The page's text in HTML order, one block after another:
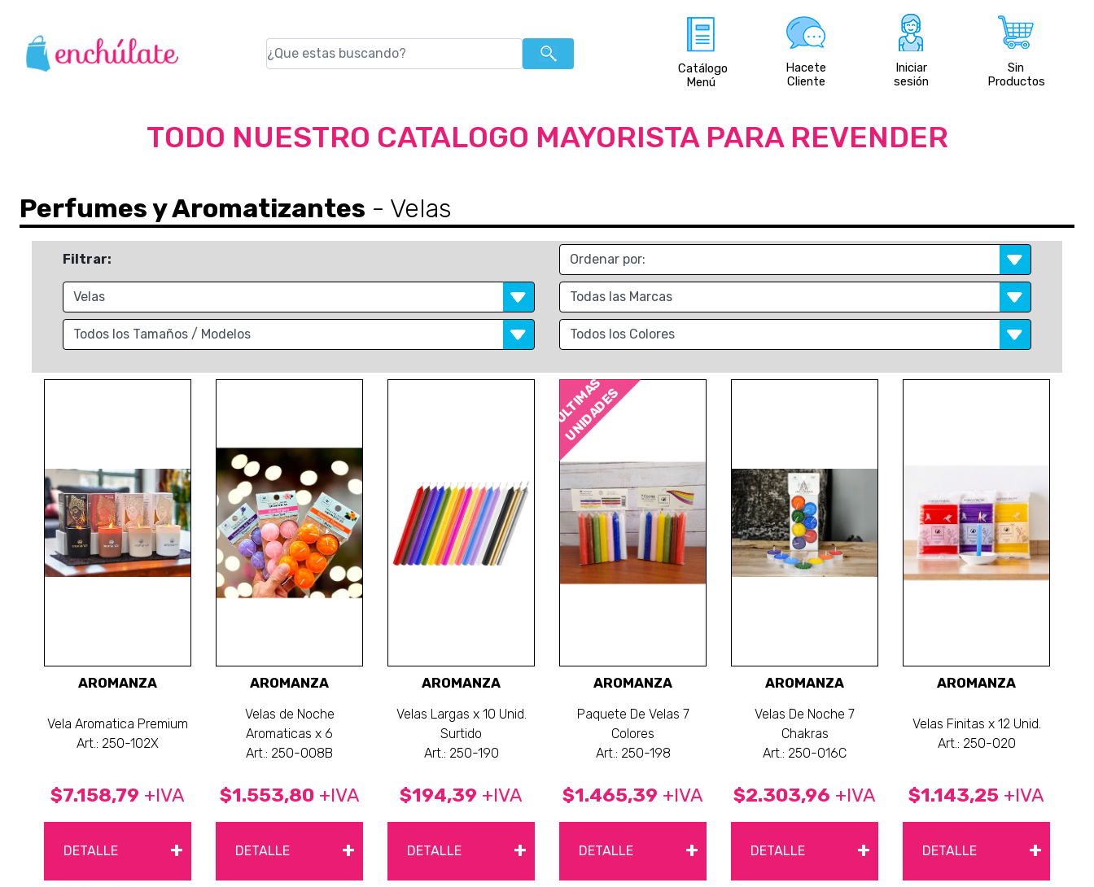
Catálogo
Menú
Hacete
Cliente
Iniciar
sesión
Sin
Productos
TODO NUESTRO CATALOGO MAYORISTA PARA REVENDER
Perfumes y Aromatizantes - Velas
Filtrar:
AROMANZA
Vela Aromatica Premium
Art.: 250-102X
$7.158,79 +IVA
DETALLE +
AROMANZA
Velas de Noche
Aromaticas x 6
Art.: 250-008B
$1.553,80 +IVA
DETALLE +
AROMANZA
Velas Largas x 10 Unid.
Surtido
Art.: 250-190
$194,39 +IVA
DETALLE +
ÚLTIMAS
UNIDADES
AROMANZA
Paquete De Velas 7
Colores
Art.: 250-198
$1.465,39 +IVA
DETALLE +
AROMANZA
Velas De Noche 7
Chakras
Art.: 250-016C
$2.303,96 +IVA
DETALLE +
AROMANZA
Velas Finitas x 12 Unid.
Art.: 250-020
$1.143,25 +IVA
DETALLE +